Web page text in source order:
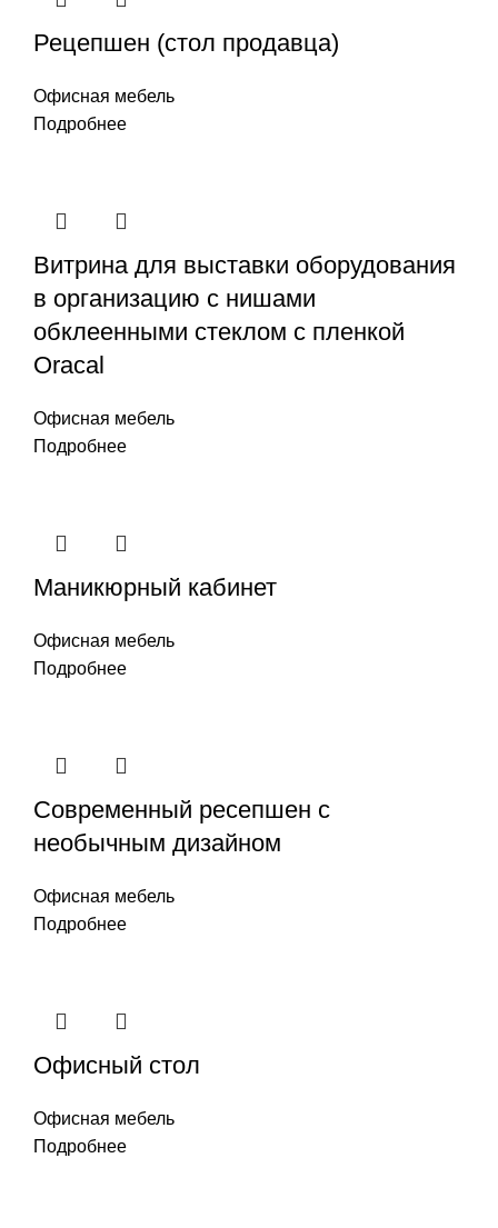
Рецепшен (стол продавца)
Офисная мебель
Подробнее
Витрина для выставки оборудования
в организацию с нишами
обклеенными стеклом с пленкой
Oracal
Офисная мебель
Подробнее
Маникюрный кабинет
Офисная мебель
Подробнее
Современный ресепшен с
необычным дизайном
Офисная мебель
Подробнее
Офисный стол
Офисная мебель
Подробнее